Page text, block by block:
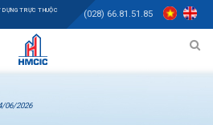
TRỰC THUỘC
(028) 66.81.51.85
06/2026